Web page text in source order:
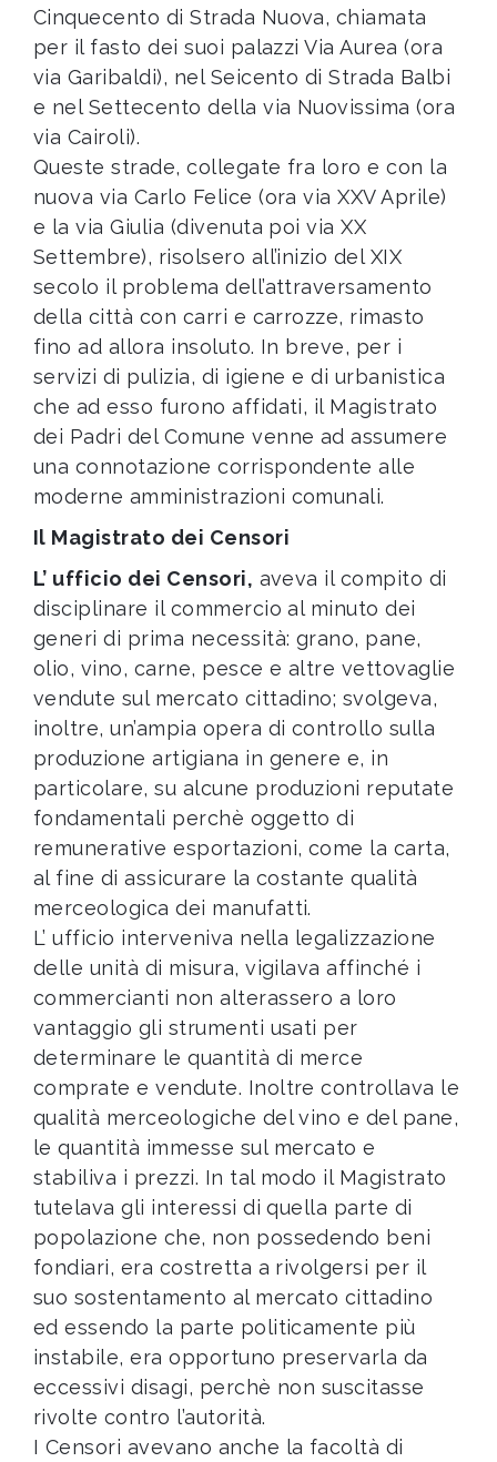
Cinquecento di Strada Nuova, chiamata
per il fasto dei suoi palazzi Via Aurea (ora
via Garibaldi), nel Seicento di Strada Balbi
e nel Settecento della via Nuovissima (ora
via Cairoli).
Queste strade, collegate fra loro e con la
nuova via Carlo Felice (ora via XXV Aprile)
e la via Giulia (divenuta poi via XX
Settembre), risolsero all’inizio del XIX
secolo il problema dell’attraversamento
della città con carri e carrozze, rimasto
fino ad allora insoluto. In breve, per i
servizi di pulizia, di igiene e di urbanistica
che ad esso furono affidati, il Magistrato
dei Padri del Comune venne ad assumere
una connotazione corrispondente alle
moderne amministrazioni comunali.
Il Magistrato dei Censori
L’ ufficio dei Censori, aveva il compito di
disciplinare il commercio al minuto dei
generi di prima necessità: grano, pane,
olio, vino, carne, pesce e altre vettovaglie
vendute sul mercato cittadino; svolgeva,
inoltre, un’ampia opera di controllo sulla
produzione artigiana in genere e, in
particolare, su alcune produzioni reputate
fondamentali perchè oggetto di
remunerative esportazioni, come la carta,
al fine di assicurare la costante qualità
merceologica dei manufatti.
L’ ufficio interveniva nella legalizzazione
delle unità di misura, vigilava affinché i
commercianti non alterassero a loro
vantaggio gli strumenti usati per
determinare le quantità di merce
comprate e vendute. Inoltre controllava le
qualità merceologiche del vino e del pane,
le quantità immesse sul mercato e
stabiliva i prezzi. In tal modo il Magistrato
tutelava gli interessi di quella parte di
popolazione che, non possedendo beni
fondiari, era costretta a rivolgersi per il
suo sostentamento al mercato cittadino
ed essendo la parte politicamente più
instabile, era opportuno preservarla da
eccessivi disagi, perchè non suscitasse
rivolte contro l’autorità.
I Censori avevano anche la facoltà di